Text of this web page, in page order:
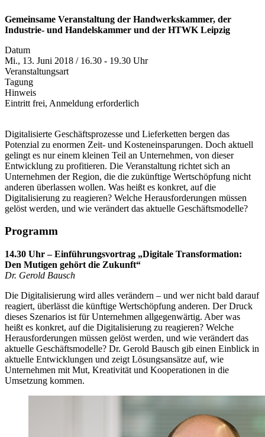
Gemeinsame Veranstaltung der Handwerkskammer, der
Industrie- und Handelskammer und der HTWK Leipzig
Datum
Mi., 13. Juni 2018 / 16.30 - 19.30 Uhr
Veranstaltungsart
Tagung
Hinweis
Eintritt frei, Anmeldung erforderlich
Digitalisierte Geschäftsprozesse und Lieferketten bergen das
Potenzial zu enormen Zeit- und Kosteneinsparungen. Doch aktuell
gelingt es nur einem kleinen Teil an Unternehmen, von dieser
Entwicklung zu profitieren. Die Veranstaltung richtet sich an
Unternehmen der Region, die die zukünftige Wertschöpfung nicht
anderen überlassen wollen. Was heißt es konkret, auf die
Digitalisierung zu reagieren? Welche Herausforderungen müssen
gelöst werden, und wie verändert das aktuelle Geschäftsmodelle?
Programm
14.30 Uhr – Einführungsvortrag „Digitale Transformation:
Den Mutigen gehört die Zukunft“
Dr. Gerold Bausch
Die Digitalisierung wird alles verändern – und wer nicht bald darauf
reagiert, überlässt die künftige Wertschöpfung anderen. Der Druck
dieses Szenarios ist für Unternehmen allgegenwärtig. Aber was
heißt es konkret, auf die Digitalisierung zu reagieren? Welche
Herausforderungen müssen gelöst werden, und wie verändert das
aktuelle Geschäftsmodelle? Dr. Gerold Bausch gib einen Einblick in
aktuelle Entwicklungen und zeigt Lösungsansätze auf, wie
Unternehmen mit Mut, Kreativität und Kooperationen in die
Umsetzung kommen.